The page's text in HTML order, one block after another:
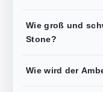
Wie groß und
Stone?
Wie wird der